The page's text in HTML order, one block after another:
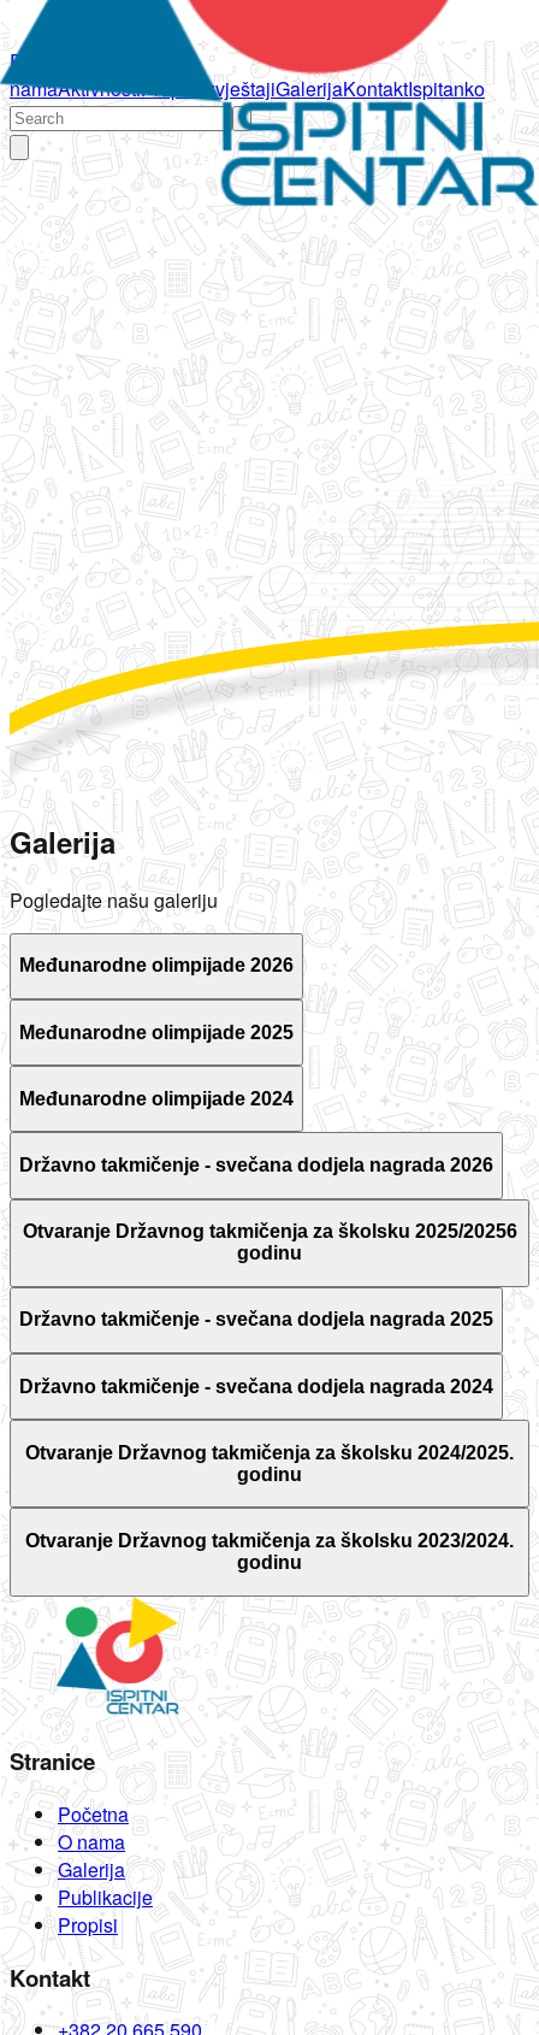
Početna
namaAktivnostiPropisi IzvještajiGalerijaKontaktIspitanko
Galerija
Pogledajte našu galeriju
Međunarodne olimpijade 2026
Međunarodne olimpijade 2025
Međunarodne olimpijade 2024
Državno takmičenje - svečana dodjela nagrada 2026
Otvaranje Državnog takmičenja za školsku 2025/20256
godinu
Državno takmičenje - svečana dodjela nagrada 2025
Državno takmičenje - svečana dodjela nagrada 2024
Otvaranje Državnog takmičenja za školsku 2024/2025.
godinu
Otvaranje Državnog takmičenja za školsku 2023/2024.
godinu
Stranice
Početna
O nama
Galerija
Publikacije
Propisi
Kontakt